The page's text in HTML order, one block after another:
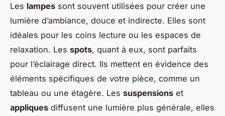
Les lampes sont souvent utilisées pour créer une
lumière d’ambiance, douce et indirecte. Elles sont
idéales pour les coins lecture ou les espaces de
relaxation. Les spots, quant à eux, sont parfaits
pour l’éclairage direct. Ils mettent en évidence des
éléments spécifiques de votre pièce, comme un
tableau ou une étagère. Les suspensions et
appliques diffusent une lumière plus générale, elles